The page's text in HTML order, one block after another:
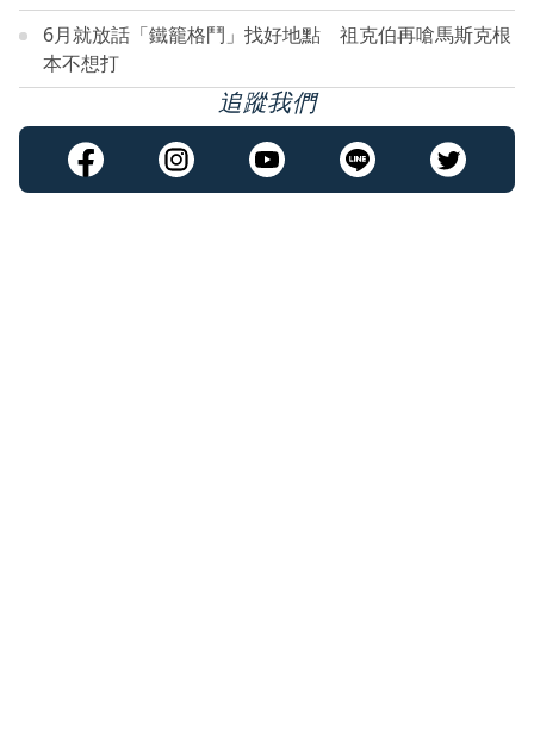
6月就放話「鐵籠格鬥」找好地點 祖克伯再嗆馬斯克根
本不想打
追蹤我們